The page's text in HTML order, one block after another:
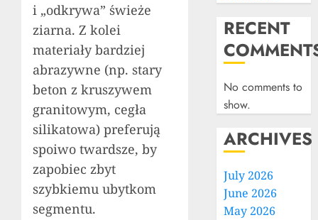
i „odkrywa” świeże
ziarna. Z kolei
materiały bardziej
abrazywne (np. stary
beton z kruszywem
granitowym, cegła
silikatowa) preferują
spoiwo twardsze, by
zapobiec zbyt
szybkiemu ubytkom
segmentu.
RECENT
No comments to
show.
ARCHIVES
July 2026
June 2026
May 2026